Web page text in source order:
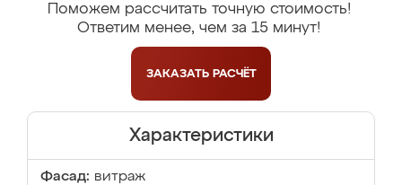
Поможем рассчитать точную стоимость!
Ответим менее, чем за 15 минут!
ЗАКАЗАТЬ РАСЧЁТ
Характеристики
Фасад: витраж